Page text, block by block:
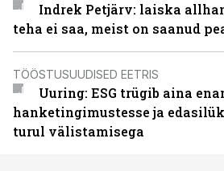
Indrek Petjärv: laiska
teha ei saa, meist on saanud
TÖÖSTUSUUDISED EETRIS
Uuring: ESG trügib aina
hanketingimustesse ja
turul välistamisega